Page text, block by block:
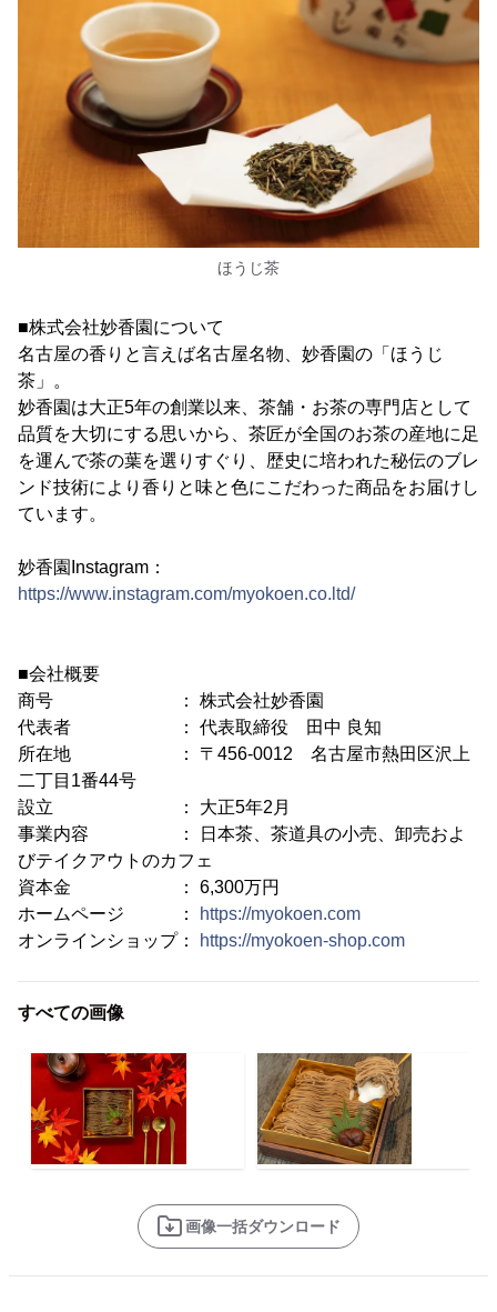
ほうじ茶
■株式会社妙香園について
名古屋の香りと言えば名古屋名物、妙香園の「ほうじ
茶」。
妙香園は大正5年の創業以来、茶舗・お茶の専門店として
品質を大切にする思いから、茶匠が全国のお茶の産地に足
を運んで茶の葉を選りすぐり、歴史に培われた秘伝のブレ
ンド技術により香りと味と色にこだわった商品をお届けし
ています。
妙香園Instagram：
https://www.instagram.com/myokoen.co.ltd/
■会社概要
商号 ： 株式会社妙香園
代表者 ： 代表取締役 田中 良知
所在地 ： 〒456-0012 名古屋市熱田区沢上
二丁目1番44号
設立 ： 大正5年2月
事業内容 ： 日本茶、茶道具の小売、卸売およ
びテイクアウトのカフェ
資本金 ： 6,300万円
ホームページ ：
https://myokoen.com
オンラインショップ：
https://myokoen-shop.com
すべての画像
画像一括ダウンロード